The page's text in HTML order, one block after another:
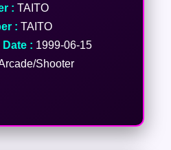
: TAITO
: TAITO
Date : 1999-06-15
Shooter